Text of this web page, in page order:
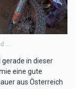
in dieser
eine gute
aus Österreich